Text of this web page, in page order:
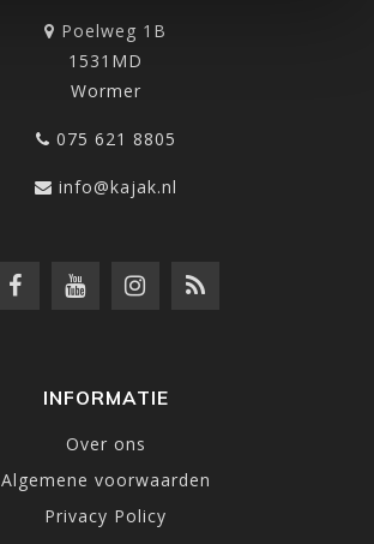
Poelweg 1B
1531MD
Wormer
075 621 8805
info@kajak.nl
INFORMATIE
Over ons
Algemene voorwaarden
Privacy Policy